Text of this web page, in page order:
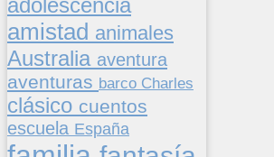
adolescencia
amistad animales
Australia aventura
aventuras barco Charles
clásico cuentos
escuela España